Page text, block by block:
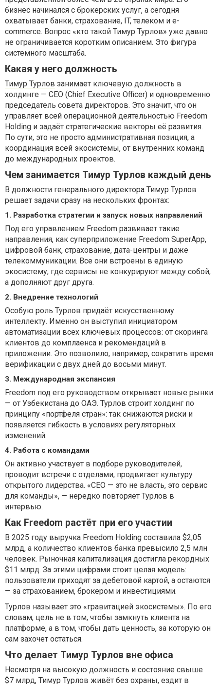
бизнес начинался с брокерских услуг, а сегодня
охватывает банки, страхование, IT, телеком и e-
commerce. Вопрос «кто такой Тимур Турлов» уже давно
не ограничивается коротким описанием. Это фигура
системного масштаба.
Какая у него должность
Тимур Турлов занимает ключевую должность в
холдинге — CEO (Chief Executive Officer) и одновременно
председатель совета директоров. Это значит, что он
управляет всей операционной деятельностью Freedom
Holding и задаёт стратегические векторы её развития.
По сути, это не просто административная позиция, а
координация всей экосистемы, от внутренних команд
до международных проектов.
Чем занимается Тимур Турлов каждый день
В должности генерального директора Тимур Турлов
решает задачи сразу на нескольких фронтах:
1. Разработка стратегии и запуск новых направлений
Под его управлением Freedom развивает такие
направления, как суперприложение Freedom SuperApp,
цифровой банк, страхование, дата-центры и даже
телекоммуникации. Все они встроены в единую
экосистему, где сервисы не конкурируют между собой,
а дополняют друг друга.
2. Внедрение технологий
Особую роль Турлов придаёт искусственному
интеллекту. Именно он выступил инициатором
автоматизации всех ключевых процессов: от скоринга
клиентов до комплаенса и рекомендаций в
приложении. Это позволило, например, сократить время
верификации с двух дней до восьми минут.
3. Международная экспансия
Freedom под его руководством открывает новые рынки
— от Узбекистана до ОАЭ. Турлов строит холдинг по
принципу «портфеля стран»: так снижаются риски и
появляется гибкость в условиях регуляторных
изменений.
4. Работа с командами
Он активно участвует в подборе руководителей,
проводит встречи с отделами, продвигает культуру
открытого лидерства. «CEO — это не власть, это сервис
для команды», — нередко повторяет Турлов в
интервью.
Как Freedom растёт при его участии
В 2025 году выручка Freedom Holding составила $2,05
млрд, а количество клиентов банка превысило 2,5 млн
человек. Рыночная капитализация достигла рекордных
$11 млрд. За этими цифрами стоит целая модель:
пользователи приходят за дебетовой картой, а остаются
— за страхованием, брокером и инвестициями.
Турлов называет это «гравитацией экосистемы». По его
словам, цель не в том, чтобы замкнуть клиента на
платформе, а в том, чтобы дать ценность, за которую он
сам захочет остаться.
Что делает Тимур Турлов вне офиса
Несмотря на высокую должность и состояние свыше
$7 млрд, Тимур Турлов живёт без охраны, ездит в